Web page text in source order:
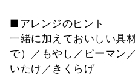
■アレンジのヒント
一緒に加えておいしい具
で）／もやし／ピーマン
いたけ／きくらげ